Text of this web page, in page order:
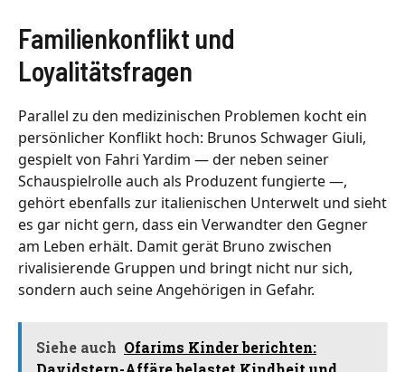
Familienkonflikt und
Loyalitätsfragen
Parallel zu den medizinischen Problemen kocht ein
persönlicher Konflikt hoch: Brunos Schwager Giuli,
gespielt von Fahri Yardim — der neben seiner
Schauspielrolle auch als Produzent fungierte —,
gehört ebenfalls zur italienischen Unterwelt und sieht
es gar nicht gern, dass ein Verwandter den Gegner
am Leben erhält. Damit gerät Bruno zwischen
rivalisierende Gruppen und bringt nicht nur sich,
sondern auch seine Angehörigen in Gefahr.
Siehe auch Ofarims Kinder berichten: